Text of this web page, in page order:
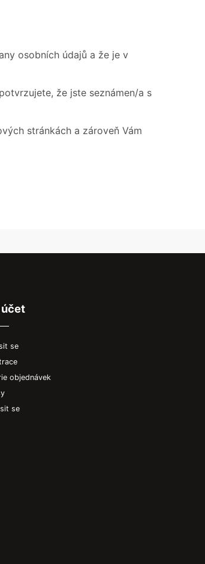
osobních údajů a že je v
že jste seznámen/a s
stránkách a zároveň Vám
se
objednávek
se